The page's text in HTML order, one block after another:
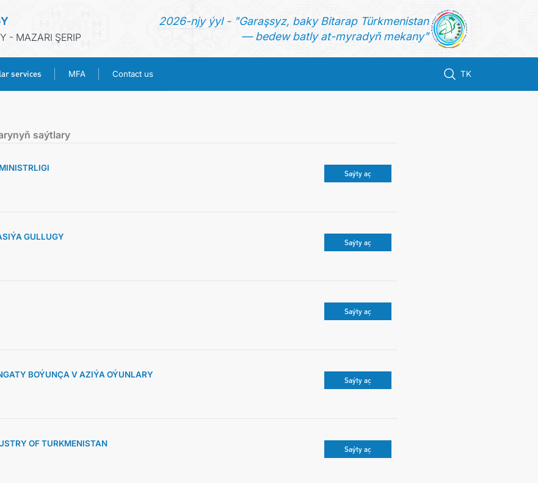
- MAZARI ŞERIP
2026-njy ýyl - "Garaşsyz, baky Bitarap Türkmenistan
— bedew batly at-myradyň mekany"
services MFA Contact us TK
saýtlary
Saýty aç
GULLUGY
Saýty aç
Saýty aç
BOÝUNÇA V AZIÝA OÝUNLARY
Saýty aç
OF TURKMENISTAN
Saýty aç